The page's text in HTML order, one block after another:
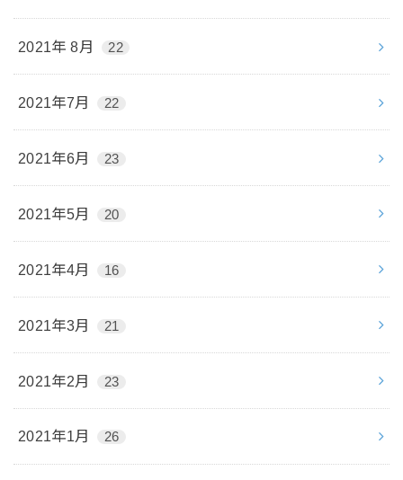
2021年 8月 22
2021年7月 22
2021年6月 23
2021年5月 20
2021年4月 16
2021年3月 21
2021年2月 23
2021年1月 26